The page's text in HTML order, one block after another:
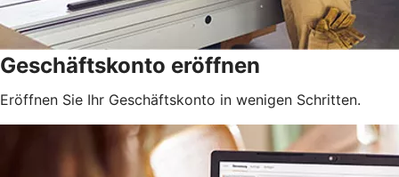
Geschäftskonto eröffnen
Eröffnen Sie Ihr Geschäftskonto in wenigen Schritten.